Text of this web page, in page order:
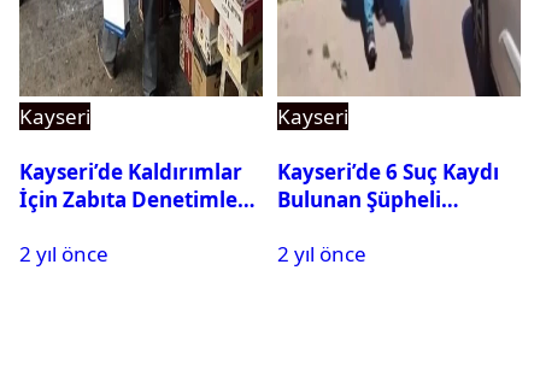
Kayseri
Kayseri’de Kaldırımlar
İçin Zabıta Denetimleri
2 yıl önce
Kayseri
Kayseri’de 6 Suç Kaydı
Bulunan Şüpheli
2 yıl önce